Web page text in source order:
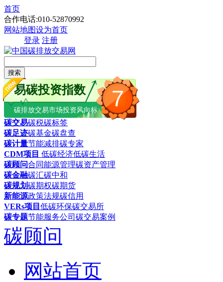
首页
合作电话:010-52870992
网站地图设为首页
登录 注册
搜索
7
易碳投资指数
碳排放交易市场投资风向标
碳交易碳税碳标签
碳足迹碳基金碳盘查
碳计量节能减排碳专家
CDM项目 低碳经济低碳生活
碳顾问合同能源管理碳资产管理
碳金融碳汇碳中和
碳规划碳期权碳期货
新能源政策法规碳信用
VERs项目 低碳环保碳交易所
碳专题节能服务公司 碳交易案例
碳顾问
网站首页